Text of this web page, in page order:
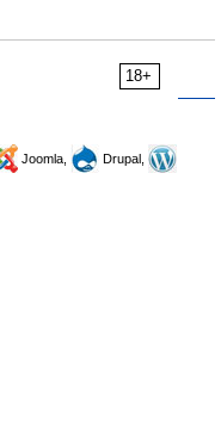
18+
Joomla,
Drupal,